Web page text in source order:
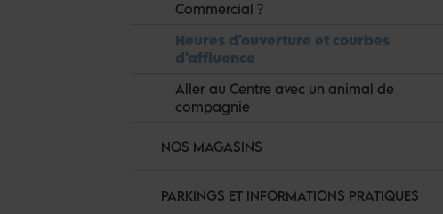
Commercial ?
Heures d'ouverture et courbes
d'affluence
Aller au Centre avec un animal de
compagnie
NOS MAGASINS
PARKINGS ET INFORMATIONS PRATIQUES